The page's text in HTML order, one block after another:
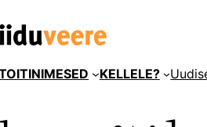
INIMESED KELLELE?